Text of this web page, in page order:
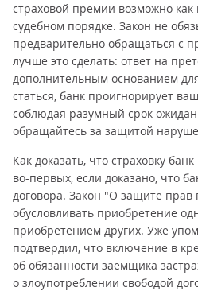
страховой премии возможно как
судебном порядке. Закон не
предварительно обращаться с
лучше это сделать: ответ на
дополнительным основанием
статься, банк проигнорирует
соблюдая разумный срок
обращайтесь за защитой
Как доказать, что страховку
во-первых, если доказано, что
договора. Закон "О защите
обусловливать приобретение
приобретением других. Уже
подтвердил, что включение в
об обязанности заемщика
о злоупотреблении свободой